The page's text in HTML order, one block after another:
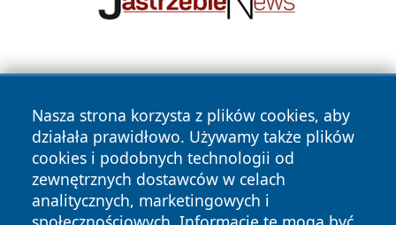
Nasza strona korzysta z plików cookies, aby
działała prawidłowo. Używamy także plików
cookies i podobnych technologii od
zewnętrznych dostawców w celach
analitycznych, marketingowych i
Copyright © 2026 dabrowski24.pl Wszystkie prawa
zastrzeżone.